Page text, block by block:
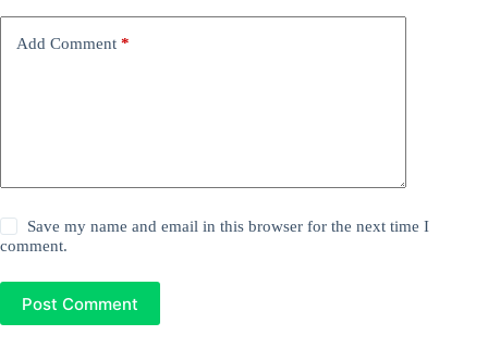
Add Comment *
Save my name and email in this browser for the next time I
comment.
Post Comment